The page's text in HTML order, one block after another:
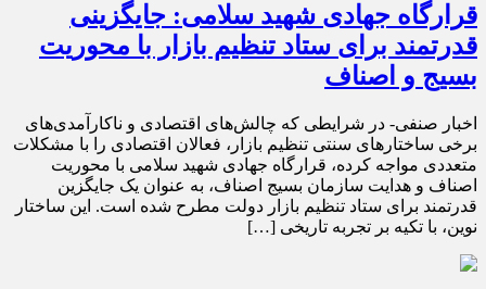
قرارگاه جهادی شهید سلامی: جایگزینی
قدرتمند برای ستاد تنظیم بازار با محوریت
بسیج و اصناف
اخبار صنفی- در شرایطی که چالش‌های اقتصادی و ناکارآمدی‌های
برخی ساختارهای سنتی تنظیم بازار، فعالان اقتصادی را با مشکلات
متعددی مواجه کرده، قرارگاه جهادی شهید سلامی با محوریت
اصناف و هدایت سازمان بسیج اصناف، به عنوان یک جایگزین
قدرتمند برای ستاد تنظیم بازار دولت مطرح شده است. این ساختار
نوین، با تکیه بر تجربه تاریخی […]